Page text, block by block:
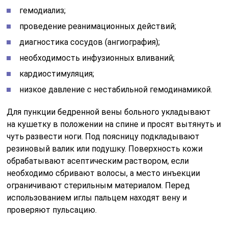
гемодиализ;
проведение реанимационных действий;
диагностика сосудов (ангиография);
необходимость инфузионных вливаний;
кардиостимуляция;
низкое давление с нестабильной гемодинамикой.
Для пункции бедренной вены больного укладывают
на кушетку в положении на спине и просят вытянуть и
чуть развести ноги. Под поясницу подкладывают
резиновый валик или подушку. Поверхность кожи
обрабатывают асептическим раствором, если
необходимо сбривают волосы, а место инъекции
ограничивают стерильным материалом. Перед
использованием иглы пальцем находят вену и
проверяют пульсацию.